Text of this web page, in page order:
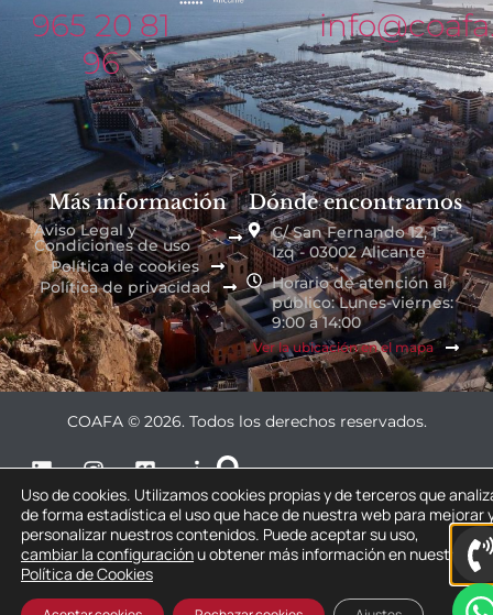
965 20 81
96
Más información
Aviso Legal y
Condiciones de uso
Política de cookies
Política de privacidad
Dónde encontrarnos
C/ San Fernando 12, 1º
Izq - 03002 Alicante
Horario de atención al
público: Lunes-viernes:
9:00 a 14:00
Ver la ubicación en el mapa
COAFA © 2026. Todos los derechos reservados.
Uso de cookies. Utilizamos cookies propias y de terceros que
de forma estadística el uso que hace de nuestra web para mejorar
personalizar nuestros contenidos. Puede aceptar su uso,
cambiar la configuraciónu obtener más información en nuestra
Política de Cookies